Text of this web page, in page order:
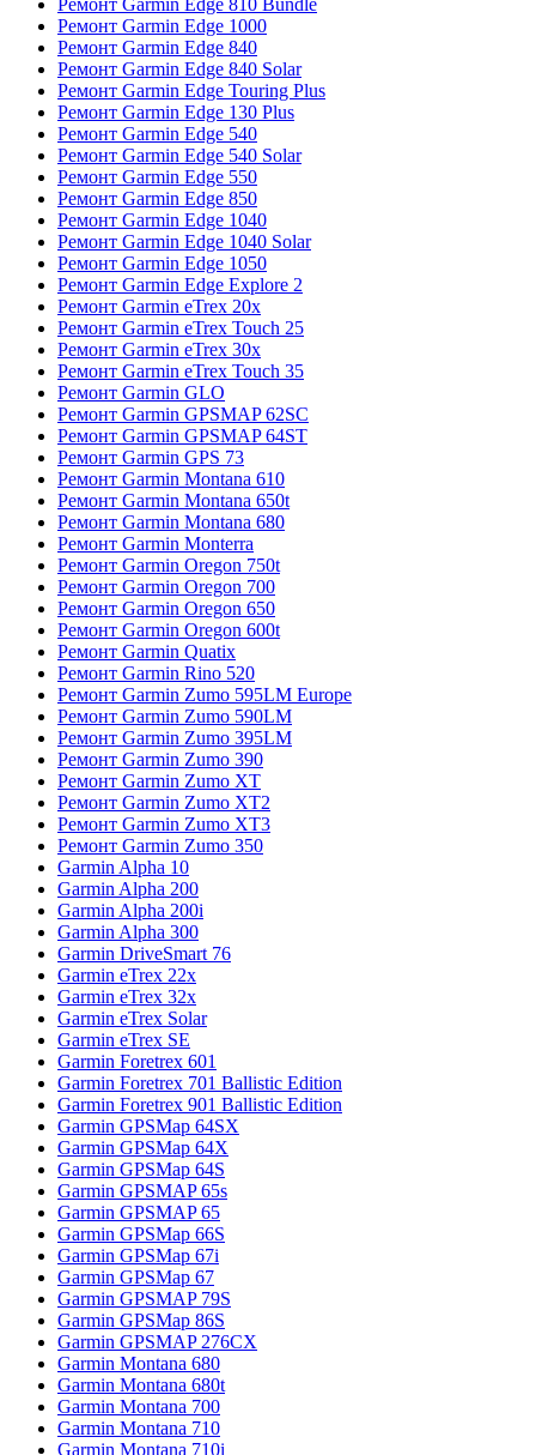
Ремонт Garmin Edge 810 Bundle
Ремонт Garmin Edge 1000
Ремонт Garmin Edge 840
Ремонт Garmin Edge 840 Solar
Ремонт Garmin Edge Touring Plus
Ремонт Garmin Edge 130 Plus
Ремонт Garmin Edge 540
Ремонт Garmin Edge 540 Solar
Ремонт Garmin Edge 550
Ремонт Garmin Edge 850
Ремонт Garmin Edge 1040
Ремонт Garmin Edge 1040 Solar
Ремонт Garmin Edge 1050
Ремонт Garmin Edge Explore 2
Ремонт Garmin eTrex 20x
Ремонт Garmin eTrex Touch 25
Ремонт Garmin eTrex 30x
Ремонт Garmin eTrex Touch 35
Ремонт Garmin GLO
Ремонт Garmin GPSMAP 62SC
Ремонт Garmin GPSMAP 64ST
Ремонт Garmin GPS 73
Ремонт Garmin Montana 610
Ремонт Garmin Montana 650t
Ремонт Garmin Montana 680
Ремонт Garmin Monterra
Ремонт Garmin Oregon 750t
Ремонт Garmin Oregon 700
Ремонт Garmin Oregon 650
Ремонт Garmin Oregon 600t
Ремонт Garmin Quatix
Ремонт Garmin Rino 520
Ремонт Garmin Zumo 595LM Europe
Ремонт Garmin Zumo 590LM
Ремонт Garmin Zumo 395LM
Ремонт Garmin Zumo 390
Ремонт Garmin Zumo XT
Ремонт Garmin Zumo XT2
Ремонт Garmin Zumo XT3
Ремонт Garmin Zumo 350
Garmin Alpha 10
Garmin Alpha 200
Garmin Alpha 200i
Garmin Alpha 300
Garmin DriveSmart 76
Garmin eTrex 22x
Garmin eTrex 32x
Garmin eTrex Solar
Garmin eTrex SE
Garmin Foretrex 601
Garmin Foretrex 701 Ballistic Edition
Garmin Foretrex 901 Ballistic Edition
Garmin GPSMap 64SX
Garmin GPSMap 64X
Garmin GPSMap 64S
Garmin GPSMAP 65s
Garmin GPSMAP 65
Garmin GPSMap 66S
Garmin GPSMap 67i
Garmin GPSMap 67
Garmin GPSMAP 79S
Garmin GPSMap 86S
Garmin GPSMAP 276CX
Garmin Montana 680
Garmin Montana 680t
Garmin Montana 700
Garmin Montana 710
Garmin Montana 710i